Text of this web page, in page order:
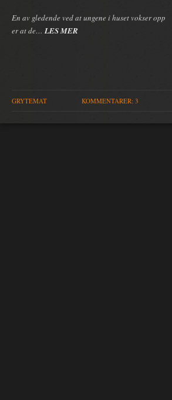
En av gledende ved at ungene i huset vokser opp
er at de… LES MER
GRYTEMAT KOMMENTARER: 3